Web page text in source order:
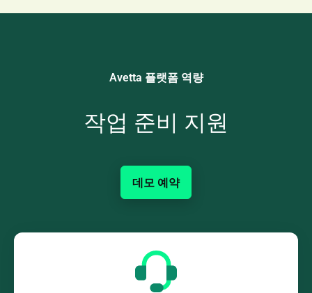
Avetta 플랫폼 역량
작업 준비 지원
데모 예약